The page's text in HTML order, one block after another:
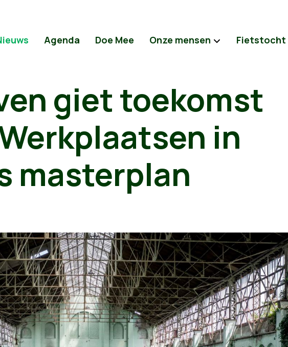
Agenda Doe Mee Onze mensen Fietstocht
giet toekomst
in
masterplan